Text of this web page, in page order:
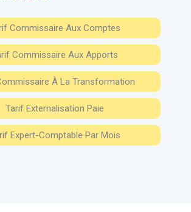
Commissaire Aux Comptes
Commissaire Aux Apports
À La Transformation
Tarif Externalisation Paie
Expert-Comptable Par Mois